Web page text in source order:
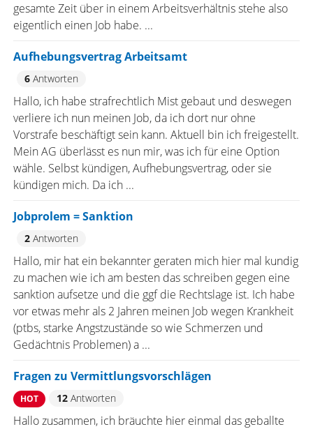
gesamte Zeit über in einem Arbeitsverhältnis stehe also
eigentlich einen Job habe. ...
Aufhebungsvertrag Arbeitsamt
6Antworten
Hallo, ich habe strafrechtlich Mist gebaut und deswegen
verliere ich nun meinen Job, da ich dort nur ohne
Vorstrafe beschäftigt sein kann. Aktuell bin ich freigestellt.
Mein AG überlässt es nun mir, was ich für eine Option
wähle. Selbst kündigen, Aufhebungsvertrag, oder sie
kündigen mich. Da ich ...
Jobprolem = Sanktion
2Antworten
Hallo, mir hat ein bekannter geraten mich hier mal kundig
zu machen wie ich am besten das schreiben gegen eine
sanktion aufsetze und die ggf die Rechtslage ist. Ich habe
vor etwas mehr als 2 Jahren meinen Job wegen Krankheit
(ptbs, starke Angstzustände so wie Schmerzen und
Gedächtnis Problemen) a ...
Fragen zu Vermittlungsvorschlägen
HOT 12Antworten
Hallo zusammen, ich bräuchte hier einmal das geballte